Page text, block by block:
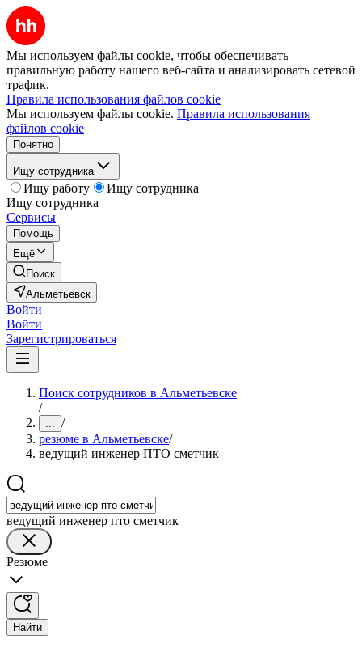
Мы используем файлы cookie, чтобы обеспечивать
правильную работу нашего веб-сайта и анализировать сетевой
трафик.
Правила использования файлов cookie
Мы используем файлы cookie. Правила использования
файлов cookie
Понятно
Ищу сотрудника
Ищу работу
Ищу сотрудника
Ищу сотрудника
Сервисы
Помощь
Ещё
Поиск
Альметьевск
Войти
Войти
Зарегистрироваться
Поиск сотрудников в Альметьевске
/
... /
резюме в Альметьевске/
ведущий инженер ПТО сметчик
ведущий инженер пто сметчик
Резюме
Найти